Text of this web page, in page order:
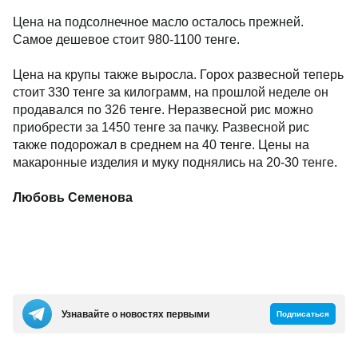
Цена на подсолнечное масло осталось прежней.
Самое дешевое стоит 980-1100 тенге.
Цена на крупы также выросла. Горох развесной теперь
стоит 330 тенге за килограмм, на прошлой неделе он
продавался по 326 тенге. Неразвесной рис можно
приобрести за 1450 тенге за пачку. Развесной рис
также подорожал в среднем на 40 тенге. Цены на
макаронные изделия и муку поднялись на 20-30 тенге.
Любовь Семенова
Узнавайте о новостях первыми Подписаться